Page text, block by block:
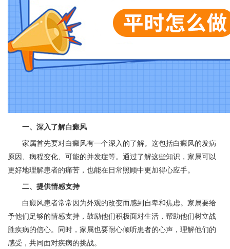
一、深入了解白癜风
家属首先要对白癜风有一个深入的了解。这包括白癜风的发病
原因、病程变化、可能的并发症等。通过了解这些知识，家属可以
更好地理解患者的痛苦，也能在日常照顾中更加得心应手。
二、提供情感支持
白癜风患者常常因为外观的改变而感到自卑和焦虑。家属要给
予他们足够的情感支持，鼓励他们积极面对生活，帮助他们树立战
胜疾病的信心。同时，家属也要耐心倾听患者的心声，理解他们的
感受，共同面对疾病的挑战。